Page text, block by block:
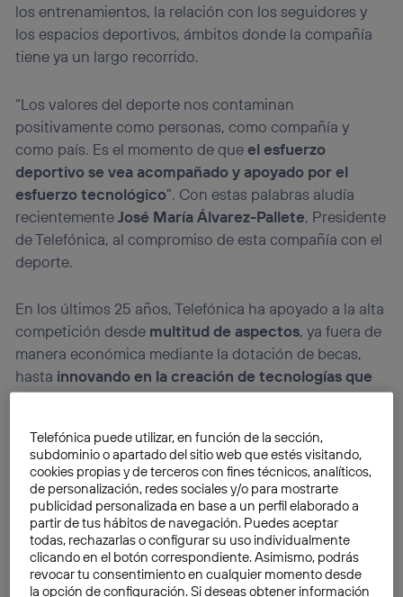
los entrenamientos, la relación con los seguidores y
los espacios deportivos, ámbitos donde la compañía
tiene ya un largo recorrido.
“Los valores del deporte nos contaminan
positivamente como personas, como compañía y
como país. Es el momento de queel esfuerzo
deportivo se vea acompañado y apoyado por el
esfuerzo tecnológico”. Con estas palabras aludía
recientementeJosé María Álvarez-Pallete, Presidente
de Telefónica, al compromiso de esta compañía con el
deporte.
En los últimos 25 años, Telefónica ha apoyado a la alta
competición desde multitud de aspectos, ya fuera de
manera económica mediante la dotación de becas,
hasta innovando en la creación de tecnologías que
mejorasen la experiencia de todos. Es este último
pasado más inmediato. En otras palabras, Telefónica
quiere trascender de la mera aportación económica y
convertirse enun acelerador de la adopción de
tecnologíapor parte de federaciones y deportistas.
Telefónica puede utilizar, en función de la sección,
subdominio o apartado del sitio web que estés visitando,
cookies propias y de terceros con fines técnicos, analíticos,
de personalización, redes sociales y/o para mostrarte
publicidad personalizada en base a un perfil elaborado a
partir de tus hábitos de navegación. Puedes aceptar
todas, rechazarlas o configurar su uso individualmente
clicando en el botón correspondiente. Asimismo, podrás
revocar tu consentimiento en cualquier momento desde
la opción de configuración. Si deseas obtener información